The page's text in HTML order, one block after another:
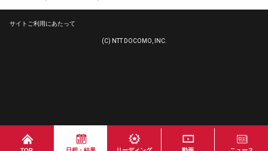
サイトご利用にあたって
(C) NTT DOCOMO, INC.